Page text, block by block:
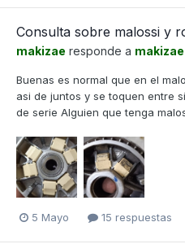
Consulta sobre malossi y
makizae responde a makizae
Buenas es normal que en el
asi de juntos y se toquen entre
de serie Alguien que tenga
5 Mayo 15 respuestas